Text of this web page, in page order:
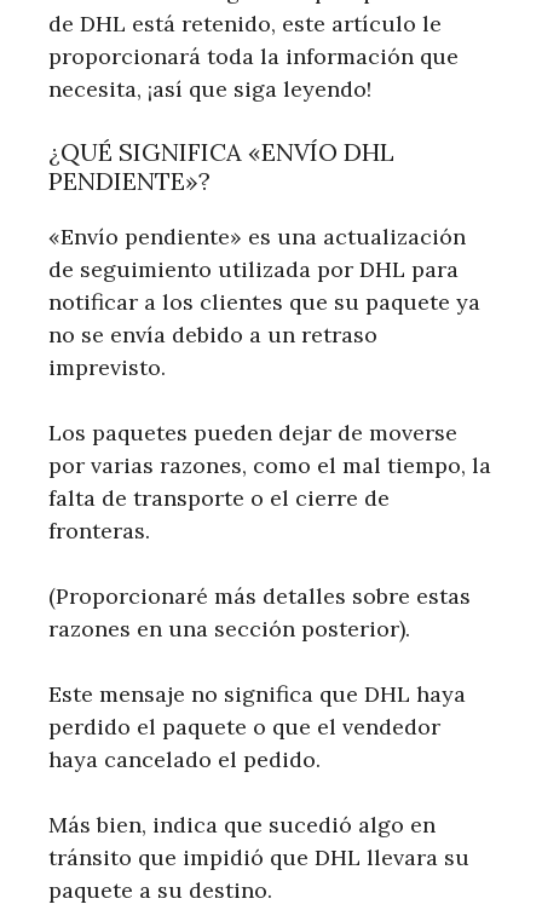
de DHL está retenido, este artículo le
proporcionará toda la información que
necesita, ¡así que siga leyendo!
¿QUÉ SIGNIFICA «ENVÍO DHL
PENDIENTE»?
«Envío pendiente» es una actualización
de seguimiento utilizada por DHL para
notificar a los clientes que su paquete ya
no se envía debido a un retraso
imprevisto.
Los paquetes pueden dejar de moverse
por varias razones, como el mal tiempo, la
falta de transporte o el cierre de
fronteras.
(Proporcionaré más detalles sobre estas
razones en una sección posterior).
Este mensaje no significa que DHL haya
perdido el paquete o que el vendedor
haya cancelado el pedido.
Más bien, indica que sucedió algo en
tránsito que impidió que DHL llevara su
paquete a su destino.